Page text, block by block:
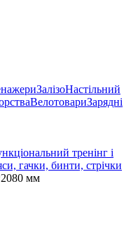
ЗалізоНастільний
ВелотовариЗарядні
тренінг і
гачки, бинти, стрічки
мм